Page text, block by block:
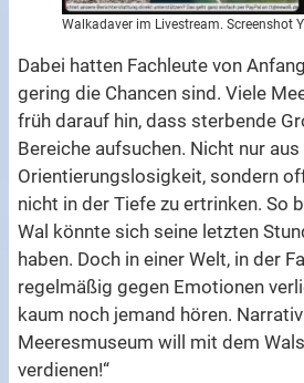
Walkadaver im Livestream. Screenshot
Dabei hatten Fachleute von
gering die Chancen sind. Viele
früh darauf hin, dass sterbende
Bereiche aufsuchen. Nicht nur aus
Orientierungslosigkeit, sondern
nicht in der Tiefe zu ertrinken. So
Wal könnte sich seine letzten
haben. Doch in einer Welt, in der
regelmäßig gegen Emotionen
kaum noch jemand hören.
Meeresmuseum will mit dem
verdienen!“